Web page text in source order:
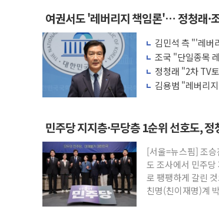
여권서도 '레버리지 책임론'… 정청래·
김민석 측 "'레버
적 조치"
조국 "단일종목
원 책임 물어야"
정청래 "2차 TV
배신 사과 안 해"
김용범 "레버리
민주당 지지층·무당층 1순위 선호도,
[서울=뉴스핌] 조
도 조사에서 민주
로 팽팽하게 갈린
친명(친이재명)계